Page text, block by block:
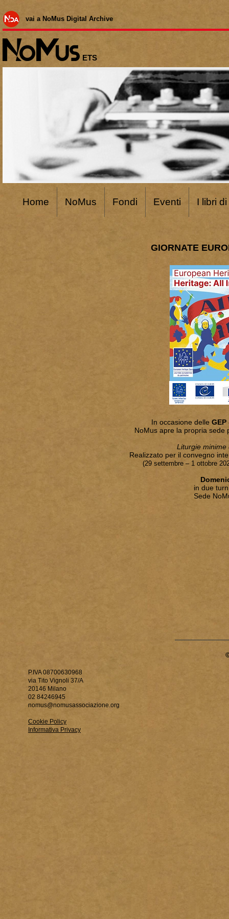
Home NoMus Fondi Eventi I libri
vai a NoMus Digital Archive
ETS
GIORNATE
In occasione delle
NoMus apre la propria sede
Liturgie
Realizzato per il convegno
(29 settembre – 1 ottobre
in due
Sede
P.IVA 08700630968
via Tito Vignoli 37/A
20146 Milano
02 84246945
nomus@nomusassociazione.org
Cookie Policy
Informativa Privacy